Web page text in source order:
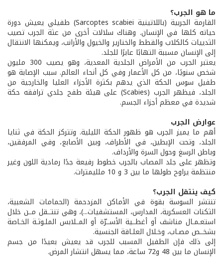
ما هو الجرب؟
القارمة الجربية (باللاتينية Sarcoptes scabiei) طفيلي يعيش دورة
حياته كلها في الإنسان. وهناك سلالات أخرى من عثة الجرب تصيب
الثدييات كالكلاب والقطط والخنازير والخيول والأرانب، ويمكنها الانتقال
إلى الإنسان مسببة التهابًا عابرًا للجلد.
يعتبر الجرب من الأمراض الجلدية المعدية، وهو يصيب 300 مليون
شخص سنويًا، من كل الأعمار وفي كل أنحاء العالم. سبب الإصابة هو
طفيل سوس الحكة الذي يدهم بكثرة الأجزاء العليا والخارجية من
الجلد، فيظهر الجرب (Scabies) على هيئة طفح جلدي ترافقه حكة
شديدة في معظم أجزاء الجسم.
عوارض الجرب
أهم ما يميز الجرب هو ظهور الحكة الليلية. وتتركز الحكة في ثنايا
الجلد، وتحت الإبطين، في الأطراف، وبين الأصابع، وفي المرفقين،
وباطن الرسغ وحول السرة والأرداف.
وتظهر على جلد المصاب بالجرب خطوط رفيعة جدًا رمادية اللون وغير
منتظمة يراوح طولها ما بين 3 و 10 ملليمترات.
كيف ينتقل الجرب؟
تنتشر السوسة بقوة في الأماكن المزدحمة (الحمامات الشعبية،
الثكنات العسكرية، المدارس، المستشفيات...)، وهي تنتــقل مــن خلال
استعـمـال مناشف أو أغطــية الأســرّة أو المــلابس الملـوثـة الخـاصة
بشخــص مصـاب، وخـلال العلـاقة الجنسية.
إلى ذلك فإن الطفيل المسبب للجرب قد يعيش بعيدًا من جسم
الإنسان ما بين 48 و72 ساعة، مما يسهل انتشار المرض.